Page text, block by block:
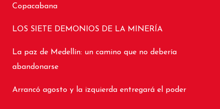
Copacabana
LOS SIETE DEMONIOS DE LA MINERÍA
La paz de Medellín: un camino que no debería
abandonarse
Arrancó agosto y la izquierda entregará el poder